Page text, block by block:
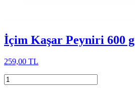
İçim Kaşar Peyniri 600 g
259,00 TL